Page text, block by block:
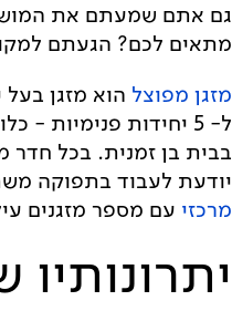
גם אתם שמעתם את
מתאים לכם? הגעתם
מזגן מפוצל
בבית בן זמנית. בכל חדר
יודעת לעבוד בתפוקה
מרכזי עם מספר מזגנים
יתרונותיו